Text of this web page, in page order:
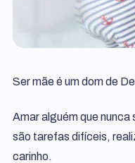
Ser mãe é um dom de
Amar alguém que nunca
são tarefas difíceis,
carinho.